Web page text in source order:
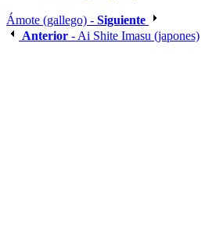
Ámote (gallego) - Siguiente
Anterior - Ai Shite Imasu (japones)